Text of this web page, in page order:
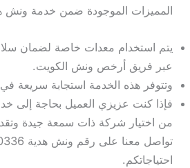
المميزات الموجودة ضمن خدمة ونش
يتم استخدام معدات خاصة لضمان
عبر فريق أرخص ونش الكويت.
وتتوفر هذه الخدمة استجابة سريعة
فإذا كنت عزيزي العميل بحاجة إلى
من اختيار شركة ذات سمعة جيدة
احتياجاتكم.